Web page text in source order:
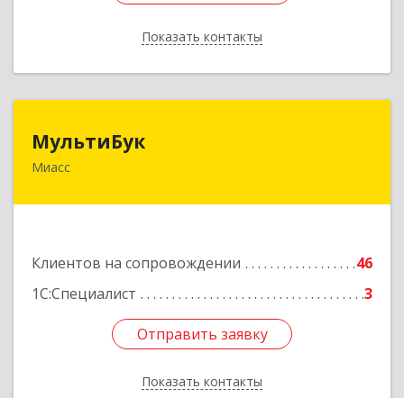
Показать контакты
Назад
МультиБук
Миасс
Клиентов на сопровождении
46
1С:Специалист
3
Отправить заявку
Показать контакты
456318, Челябинская обл, Миасс г, Жуковского
Отправить заявку
Назад